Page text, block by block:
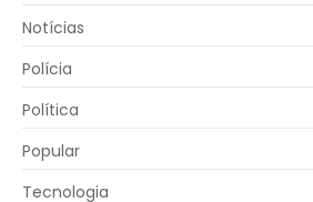
Notícias
Polícia
Política
Popular
Tecnologia